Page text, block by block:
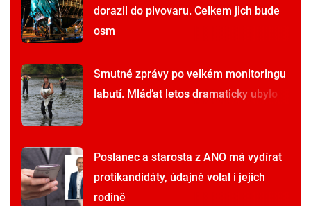
dorazil do pivovaru. Celkem jich bude
osm
Smutné zprávy po velkém monitoringu
labutí. Mláďat letos dramaticky ubylo
Poslanec a starosta z ANO má vydírat
protikandidáty, údajně volal i jejich
rodině